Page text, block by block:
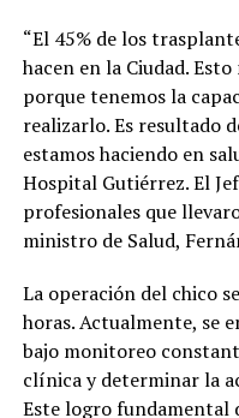
“El 45% de los
hacen en la Ciudad.
porque tenemos la
realizarlo. Es resultado
estamos haciendo en
Hospital Gutiérrez. El
profesionales que
ministro de Salud,
La operación del chico
horas. Actualmente, se
bajo monitoreo
clínica y determinar la
Este logro fundamental